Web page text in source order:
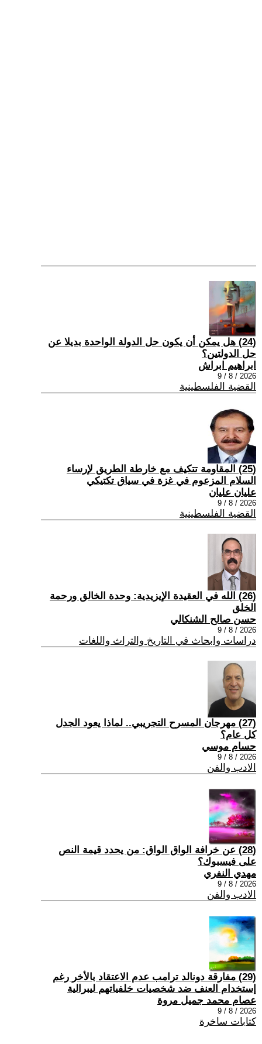
(24) هل يمكن أن يكون حل الدولة الواحدة بديلا عن
حل الدولتين؟
ابراهيم ابراش
2026 / 8 / 9
القضية الفلسطينية
(25) المقاومة تتكيف مع خارطة الطريق لإرساء
السلام المزعوم في غزة في سياق تكتيكي
عليان عليان
2026 / 8 / 9
القضية الفلسطينية
(26) الله في العقيدة الإيزيدية: وحدة الخالق ورحمة
الخلق
حسن صالح الشنكالي
2026 / 8 / 9
دراسات وابحاث في التاريخ والتراث واللغات
(27) مهرجان المسرح التجريبي.. لماذا يعود الجدل
كل عام؟
حسام موسي
2026 / 8 / 9
الادب والفن
(28) عن خرافة الواق الواق: من يحدد قيمة النص
على فيسبوك؟
مهدي النفري
2026 / 8 / 9
الادب والفن
(29) مفارقة دونالد ترامب عدم الاعتقاد بالأخر رغم
إستخدام العنف ضد شخصيات خلفياتهم ليبرالية
عصام محمد جميل مروة
2026 / 8 / 9
كتابات ساخرة